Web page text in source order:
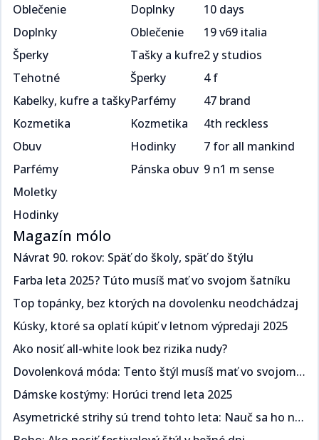
Oblečenie
Doplnky
Šperky
Tehotné
Kabelky, kufre a tašky
Kozmetika
Obuv
Parfémy
Moletky
Hodinky
Doplnky
Oblečenie
Tašky a kufre
Šperky
Parfémy
Kozmetika
Hodinky
Pánska obuv
10 days
19 v69 italia
2 y studios
4 f
47 brand
4th reckless
7 for all mankind
9 n1 m sense
Magazín mólo
Návrat 90. rokov: Späť do školy, späť do štýlu​​​​‌ ‍ ​‍​‍‌‍ ‌ ​‍‌‍‍‌‌‍‌ ‌‍‍‌‌‍ ‍​‍​‍​ ‍‍​‍​‍‌ ​ ‌‍​‌‌‍ ‍‌‍‍‌‌ ‌​‌ ‍‌​‍ ‍‌‍‍‌‌‍ ​‍​‍​‍ ​​‍​‍‌‍‍​‌ ​‍‌‍‌‌‌‍‌‍​‍​‍​ ‍‍​‍​‍‌‍‍​‌ ‌​‌ ‌​‌ ​​​ ‍‍​‍ ​‍ ‌‍ ​‌‍ ‌‍​ ‌‍​‌‌‍ ​‌‍‍​‌‍ ‌ ​ ‌ ‌​​ ‍‍​ ​ ​ ​​​ ​​​ ​​​‍ ‌ ​ ‌ ‌​‌ ‌‌‌‍‌​‌‍‍‌‌‍ ​‍ ‌‍‍‌‌‍ ‍‌ ‌​‌‍‌‌‌‍ ‍‌ ‌​​‍ ‌‍‌‌‌‍‌​‌‍‍‌‌ ‌​​‍ ‌‍ ‌‌‍ ‌‍‌​‌‍‌‌​ ‌‌ ​​‌ ​‍‌‍‌‌‌ ​ ‌‍‌‌‌‍ ‍‌ ‌​‌‍​‌‌ ‌​‌‍‍‌‌‍ ‌‍ ‍​ ‍ ‌‍‍‌‌‍‌​​ ‌​ ​‍‌‍​ ‌‍​ ‌‍‌​​ ‍​​ ‍​​ ‌‌​ ​‌​‍ ‌​ ‍​​ ​ ‌‍​‌​ ​‌​‍ ‌​ ‌​‌‍‌​​ ​‌​ ​‍​‍ ‌‌‍​‌‌‍​‌​ ​​​ ​​​‍ ‌​ ‍‌​ ‌ ​ ​‌‌‍​ ​ ​‌​ ​‌‌‍​‍‌‍‌​​ ​‍‌‍‌​‌‍‌‍​ ‌ ​ ‍ ‌ ‌​‌ ‍‌‌ ​​‌‍‌‌​ ‌‌ ​​‌‍ ‌ ​ ‌ ‌​​ ‍ ‌ ​​‌‍​‌‌ ‌​‌‍‍​​ ‌‌ ‌​‌‍‍‌‌ ‌​‌‍ ​‌‍‌‌​ ‌‍​‍‌‍​‌‌ ​ ‌‍‌‌‌‌‌‌‌ ​‍‌‍ ​​ ‌‌‍‍​‌ ‌​‌ ‌​‌ ​​​‍‌‌​ ​ ‌​​‌​‍‌‌​ ​‍‌​‌‍​‍‌‌​ ​‍‌​‌‍‌‍ ​‌‍ ‌‍​ ‌‍​‌‌‍ ​‌‍‍​‌‍ ‌ ​ ‌ ‌​​‍‌‌​ ​ ‌​​‌​ ​ ​ ​​​ ​​​ ​​​‍‌‌​ ​‍‌​‌‍‌ ​ ‌ ‌​‌ ‌‌‌‍‌​‌‍‍‌‌‍ ​‍‌‍‌‍‍‌‌‍‌​​ ‌​ ​‍‌‍​ ‌‍​ ‌‍‌​​ ‍​​ ‍​​ ‌‌​ ​‌​‍ ‌​ ‍​​ ​ ‌‍​‌​ ​‌​‍ ‌​ ‌​‌‍‌​​ ​‌​ ​‍​‍ ‌‌‍​‌‌‍​‌​ ​​​ ​​​‍ ‌​ ‍‌​ ‌ ​ ​‌‌‍​ ​ ​‌​ ​‌‌‍​‍‌‍‌​​ ​‍‌‍‌​‌‍‌‍​ ‌ ​‍‌‍‌ ‌​‌ ‍‌‌ ​​‌‍‌‌​ ‌‌ ​​‌‍ ‌ ​ ‌ ‌​​‍‌‍‌ ​​‌‍​‌‌ ‌​‌‍‍​​ ‌‌ ‌​‌‍‍‌‌ ‌​‌‍ ​‌‍‌‌​‍‌‍‌ ​​‌‍‌‌‌ ​‍‌ ​ ‌ ​​‌‍‌‌‌‍​ ‌ ‌​‌‍‍‌‌ ‌‍‌‍‌‌​ ‌‌ ​​‌ ‌‌‌‍​‍‌‍ ​‌‍‍‌‌ ​ ‌‍‍​‌‍‌‌‌‍‌​​‍​‍‌ ‌
Farba leta 2025? Túto musíš mať vo svojom šatníku ​​​​‌ ‍ ​‍​‍‌‍ ‌ ​‍‌‍‍‌‌‍‌ ‌‍‍‌‌‍ ‍​‍​‍​ ‍‍​‍​‍‌ ​ ‌‍​‌‌‍ ‍‌‍‍‌‌ ‌​‌ ‍‌​‍ ‍‌‍‍‌‌‍ ​‍​‍​‍ ​​‍​‍‌‍‍​‌ ​‍‌‍‌‌‌‍‌‍​‍​‍​ ‍‍​‍​‍‌‍‍​‌ ‌​‌ ‌​‌ ​​​ ‍‍​‍ ​‍ ‌‍ ​‌‍ ‌‍​ ‌‍​‌‌‍ ​‌‍‍​‌‍ ‌ ​ ‌ ‌​​ ‍‍​ ​ ​ ​​​ ​​​ ​​​‍ ‌ ​ ‌ ‌​‌ ‌‌‌‍‌​‌‍‍‌‌‍ ​‍ ‌‍‍‌‌‍ ‍‌ ‌​‌‍‌‌‌‍ ‍‌ ‌​​‍ ‌‍‌‌‌‍‌​‌‍‍‌‌ ‌​​‍ ‌‍ ‌‌‍ ‌‍‌​‌‍‌‌​ ‌‌ ​​‌ ​‍‌‍‌‌‌ ​ ‌‍‌‌‌‍ ‍‌ ‌​‌‍​‌‌ ‌​‌‍‍‌‌‍ ‌‍ ‍​ ‍ ‌‍‍‌‌‍‌​​ ‌​ ​‌‌‍​‌​ ‌​​ ‌‍​ ​​‌‍​‌​ ​‍‌‍​‍​‍ ‌​ ‍​‌‍​‍‌‍​‍‌‍‌‍​‍ ‌​ ‌​‌‍‌‍​ ​​​ ​‍​‍ ‌‌‍​‌‌‍​‍​ ‌ ‌‍‌‍​‍ ‌‌‍‌‍​ ‍‌‌‍​ ‌‍​‍​ ‍‌​ ‍‌‌‍‌‌​ ​​‌‍‌‍​ ​ ‌‍‌​​ ​‍​ ‍ ‌ ‌​‌ ‍‌‌ ​​‌‍‌‌​ ‌‌ ​​‌‍ ‌ ​ ‌ ‌​​ ‍ ‌ ​​‌‍​‌‌ ‌​‌‍‍​​ ‌‌ ‌​‌‍‍‌‌ ‌​‌‍ ​‌‍‌‌​ ‌‍​‍‌‍​‌‌ ​ ‌‍‌‌‌‌‌‌‌ ​‍‌‍ ​​ ‌‌‍‍​‌ ‌​‌ ‌​‌ ​​​‍‌‌​ ​ ‌​​‌​‍‌‌​ ​‍‌​‌‍​‍‌‌​ ​‍‌​‌‍‌‍ ​‌‍ ‌‍​ ‌‍​‌‌‍ ​‌‍‍​‌‍ ‌ ​ ‌ ‌​​‍‌‌​ ​ ‌​​‌​ ​ ​ ​​​ ​​​ ​​​‍‌‌​ ​‍‌​‌‍‌ ​ ‌ ‌​‌ ‌‌‌‍‌​‌‍‍‌‌‍ ​‍‌‍‌‍‍‌‌‍‌​​ ‌​ ​‌‌‍​‌​ ‌​​ ‌‍​ ​​‌‍​‌​ ​‍‌‍​‍​‍ ‌​ ‍​‌‍​‍‌‍​‍‌‍‌‍​‍ ‌​ ‌​‌‍‌‍​ ​​​ ​‍​‍ ‌‌‍​‌‌‍​‍​ ‌ ‌‍‌‍​‍ ‌‌‍‌‍​ ‍‌‌‍​ ‌‍​‍​ ‍‌​ ‍‌‌‍‌‌​ ​​‌‍‌‍​ ​ ‌‍‌​​ ​‍​‍‌‍‌ ‌​‌ ‍‌‌ ​​‌‍‌‌​ ‌‌ ​​‌‍ ‌ ​ ‌ ‌​​‍‌‍‌ ​​‌‍​‌‌ ‌​‌‍‍​​ ‌‌ ‌​‌‍‍‌‌ ‌​‌‍ ​‌‍‌‌​‍‌‍‌ ​​‌‍‌‌‌ ​‍‌ ​ ‌ ​​‌‍‌‌‌‍​ ‌ ‌​‌‍‍‌‌ ‌‍‌‍‌‌​ ‌‌ ​​‌ ‌‌‌‍​‍‌‍ ​‌‍‍‌‌ ​ ‌‍‍​‌‍‌‌‌‍‌​​‍​‍‌ ‌
Top topánky, bez ktorých na dovolenku neodchádzaj​​​​‌ ‍ ​‍​‍‌‍ ‌ ​‍‌‍‍‌‌‍‌ ‌‍‍‌‌‍ ‍​‍​‍​ ‍‍​‍​‍‌ ​ ‌‍​‌‌‍ ‍‌‍‍‌‌ ‌​‌ ‍‌​‍ ‍‌‍‍‌‌‍ ​‍​‍​‍ ​​‍​‍‌‍‍​‌ ​‍‌‍‌‌‌‍‌‍​‍​‍​ ‍‍​‍​‍‌‍‍​‌ ‌​‌ ‌​‌ ​​​ ‍‍​‍ ​‍ ‌‍ ​‌‍ ‌‍​ ‌‍​‌‌‍ ​‌‍‍​‌‍ ‌ ​ ‌ ‌​​ ‍‍​ ​ ​ ​​​ ​​​ ​​​‍ ‌ ​ ‌ ‌​‌ ‌‌‌‍‌​‌‍‍‌‌‍ ​‍ ‌‍‍‌‌‍ ‍‌ ‌​‌‍‌‌‌‍ ‍‌ ‌​​‍ ‌‍‌‌‌‍‌​‌‍‍‌‌ ‌​​‍ ‌‍ ‌‌‍ ‌‍‌​‌‍‌‌​ ‌‌ ​​‌ ​‍‌‍‌‌‌ ​ ‌‍‌‌‌‍ ‍‌ ‌​‌‍​‌‌ ‌​‌‍‍‌‌‍ ‌‍ ‍​ ‍ ‌‍‍‌‌‍‌​​ ‌​ ​‌​ ‍‌​ ​‍‌‍​ ​ ‌ ​ ​‌​ ‌‌​ ​‍​‍ ‌‌‍​‌‌‍​‌​ ‍​‌‍​‍​‍ ‌​ ‌​​ ‌‌​ ‍‌‌‍‌‍​‍ ‌‌‍​‌​ ‍​​ ‌ ​ ‍​​‍ ‌​ ‍‌​ ‌ ​ ​​​ ‍‌‌‍​ ​ ‍​​ ‍‌​ ​‍​ ​​‌‍‌‍‌‍​‍‌‍‌‌​ ‍ ‌ ‌​‌ ‍‌‌ ​​‌‍‌‌​ ‌‌ ​​‌‍ ‌ ​ ‌ ‌​​ ‍ ‌ ​​‌‍​‌‌ ‌​‌‍‍​​ ‌‌ ‌​‌‍‍‌‌ ‌​‌‍ ​‌‍‌‌​ ‌‍​‍‌‍​‌‌ ​ ‌‍‌‌‌‌‌‌‌ ​‍‌‍ ​​ ‌‌‍‍​‌ ‌​‌ ‌​‌ ​​​‍‌‌​ ​ ‌​​‌​‍‌‌​ ​‍‌​‌‍​‍‌‌​ ​‍‌​‌‍‌‍ ​‌‍ ‌‍​ ‌‍​‌‌‍ ​‌‍‍​‌‍ ‌ ​ ‌ ‌​​‍‌‌​ ​ ‌​​‌​ ​ ​ ​​​ ​​​ ​​​‍‌‌​ ​‍‌​‌‍‌ ​ ‌ ‌​‌ ‌‌‌‍‌​‌‍‍‌‌‍ ​‍‌‍‌‍‍‌‌‍‌​​ ‌​ ​‌​ ‍‌​ ​‍‌‍​ ​ ‌ ​ ​‌​ ‌‌​ ​‍​‍ ‌‌‍​‌‌‍​‌​ ‍​‌‍​‍​‍ ‌​ ‌​​ ‌‌​ ‍‌‌‍‌‍​‍ ‌‌‍​‌​ ‍​​ ‌ ​ ‍​​‍ ‌​ ‍‌​ ‌ ​ ​​​ ‍‌‌‍​ ​ ‍​​ ‍‌​ ​‍​ ​​‌‍‌‍‌‍​‍‌‍‌‌​‍‌‍‌ ‌​‌ ‍‌‌ ​​‌‍‌‌​ ‌‌ ​​‌‍ ‌ ​ ‌ ‌​​‍‌‍‌ ​​‌‍​‌‌ ‌​‌‍‍​​ ‌‌ ‌​‌‍‍‌‌ ‌​‌‍ ​‌‍‌‌​‍‌‍‌ ​​‌‍‌‌‌ ​‍‌ ​ ‌ ​​‌‍‌‌‌‍​ ‌ ‌​‌‍‍‌‌ ‌‍‌‍‌‌​ ‌‌ ​​‌ ‌‌‌‍​‍‌‍ ​‌‍‍‌‌ ​ ‌‍‍​‌‍‌‌‌‍‌​​‍​‍‌ ‌
Kúsky, ktoré sa oplatí kúpiť v letnom výpredaji 2025​​​​‌ ‍ ​‍​‍‌‍ ‌ ​‍‌‍‍‌‌‍‌ ‌‍‍‌‌‍ ‍​‍​‍​ ‍‍​‍​‍‌ ​ ‌‍​‌‌‍ ‍‌‍‍‌‌ ‌​‌ ‍‌​‍ ‍‌‍‍‌‌‍ ​‍​‍​‍ ​​‍​‍‌‍‍​‌ ​‍‌‍‌‌‌‍‌‍​‍​‍​ ‍‍​‍​‍‌‍‍​‌ ‌​‌ ‌​‌ ​​​ ‍‍​‍ ​‍ ‌‍ ​‌‍ ‌‍​ ‌‍​‌‌‍ ​‌‍‍​‌‍ ‌ ​ ‌ ‌​​ ‍‍​ ​ ​ ​​​ ​​​ ​​​‍ ‌ ​ ‌ ‌​‌ ‌‌‌‍‌​‌‍‍‌‌‍ ​‍ ‌‍‍‌‌‍ ‍‌ ‌​‌‍‌‌‌‍ ‍‌ ‌​​‍ ‌‍‌‌‌‍‌​‌‍‍‌‌ ‌​​‍ ‌‍ ‌‌‍ ‌‍‌​‌‍‌‌​ ‌‌ ​​‌ ​‍‌‍‌‌‌ ​ ‌‍‌‌‌‍ ‍‌ ‌​‌‍​‌‌ ‌​‌‍‍‌‌‍ ‌‍ ‍​ ‍ ‌‍‍‌‌‍‌​​ ‌‌‍​‌‌‍​‍​ ​ ​ ‌​‌‍‌​‌‍‌‌​ ​ ‌‍‌​​‍ ‌​ ‍‌​ ​‌​ ‍‌​ ​‍​‍ ‌​ ‌​‌‍​‌​ ​‌​ ‍​​‍ ‌‌‍​‌​ ‌‌​ ‍​‌‍‌‌​‍ ‌‌‍‌‍​ ‌‌‌‍​‌‌‍​‌​ ​‌‌‍​ ​ ‍‌​ ‌ ‌‍‌​‌‍​‌​ ​​‌‍​ ​ ‍ ‌ ‌​‌ ‍‌‌ ​​‌‍‌‌​ ‌‌ ​​‌‍ ‌ ​ ‌ ‌​​ ‍ ‌ ​​‌‍​‌‌ ‌​‌‍‍​​ ‌‌ ‌​‌‍‍‌‌ ‌​‌‍ ​‌‍‌‌​ ‌‍​‍‌‍​‌‌ ​ ‌‍‌‌‌‌‌‌‌ ​‍‌‍ ​​ ‌‌‍‍​‌ ‌​‌ ‌​‌ ​​​‍‌‌​ ​ ‌​​‌​‍‌‌​ ​‍‌​‌‍​‍‌‌​ ​‍‌​‌‍‌‍ ​‌‍ ‌‍​ ‌‍​‌‌‍ ​‌‍‍​‌‍ ‌ ​ ‌ ‌​​‍‌‌​ ​ ‌​​‌​ ​ ​ ​​​ ​​​ ​​​‍‌‌​ ​‍‌​‌‍‌ ​ ‌ ‌​‌ ‌‌‌‍‌​‌‍‍‌‌‍ ​‍‌‍‌‍‍‌‌‍‌​​ ‌‌‍​‌‌‍​‍​ ​ ​ ‌​‌‍‌​‌‍‌‌​ ​ ‌‍‌​​‍ ‌​ ‍‌​ ​‌​ ‍‌​ ​‍​‍ ‌​ ‌​‌‍​‌​ ​‌​ ‍​​‍ ‌‌‍​‌​ ‌‌​ ‍​‌‍‌‌​‍ ‌‌‍‌‍​ ‌‌‌‍​‌‌‍​‌​ ​‌‌‍​ ​ ‍‌​ ‌ ‌‍‌​‌‍​‌​ ​​‌‍​ ​‍‌‍‌ ‌​‌ ‍‌‌ ​​‌‍‌‌​ ‌‌ ​​‌‍ ‌ ​ ‌ ‌​​‍‌‍‌ ​​‌‍​‌‌ ‌​‌‍‍​​ ‌‌ ‌​‌‍‍‌‌ ‌​‌‍ ​‌‍‌‌​‍‌‍‌ ​​‌‍‌‌‌ ​‍‌ ​ ‌ ​​‌‍‌‌‌‍​ ‌ ‌​‌‍‍‌‌ ‌‍‌‍‌‌​ ‌‌ ​​‌ ‌‌‌‍​‍‌‍ ​‌‍‍‌‌ ​ ‌‍‍​‌‍‌‌‌‍‌​​‍​‍‌ ‌
Ako nosiť all-white look bez rizika nudy?​​​​‌ ‍ ​‍​‍‌‍ ‌ ​‍‌‍‍‌‌‍‌ ‌‍‍‌‌‍ ‍​‍​‍​ ‍‍​‍​‍‌ ​ ‌‍​‌‌‍ ‍‌‍‍‌‌ ‌​‌ ‍‌​‍ ‍‌‍‍‌‌‍ ​‍​‍​‍ ​​‍​‍‌‍‍​‌ ​‍‌‍‌‌‌‍‌‍​‍​‍​ ‍‍​‍​‍‌‍‍​‌ ‌​‌ ‌​‌ ​​​ ‍‍​‍ ​‍ ‌‍ ​‌‍ ‌‍​ ‌‍​‌‌‍ ​‌‍‍​‌‍ ‌ ​ ‌ ‌​​ ‍‍​ ​ ​ ​​​ ​​​ ​​​‍ ‌ ​ ‌ ‌​‌ ‌‌‌‍‌​‌‍‍‌‌‍ ​‍ ‌‍‍‌‌‍ ‍‌ ‌​‌‍‌‌‌‍ ‍‌ ‌​​‍ ‌‍‌‌‌‍‌​‌‍‍‌‌ ‌​​‍ ‌‍ ‌‌‍ ‌‍‌​‌‍‌‌​ ‌‌ ​​‌ ​‍‌‍‌‌‌ ​ ‌‍‌‌‌‍ ‍‌ ‌​‌‍​‌‌ ‌​‌‍‍‌‌‍ ‌‍ ‍​ ‍ ‌‍‍‌‌‍‌​​ ‌‌‍‌‍​ ‌‌​ ‍‌​ ‍‌​ ‍​​ ‌‌‌‍‌‍​ ​ ​‍ ‌​ ‍‌‌‍​ ​ ​ ‌‍​‌​‍ ‌​ ‌​‌‍‌‌​ ‌​​ ​​​‍ ‌​ ‍​​ ‌ ​ ​‍‌‍‌‌​‍ ‌​ ‌​​ ​‌‌‍‌​‌‍‌‌‌‍‌‌‌‍​‍‌‍‌‌​ ​‌​ ‍‌‌‍‌‌​ ‌‍​ ‌ ​ ‍ ‌ ‌​‌ ‍‌‌ ​​‌‍‌‌​ ‌‌ ​​‌‍ ‌ ​ ‌ ‌​​ ‍ ‌ ​​‌‍​‌‌ ‌​‌‍‍​​ ‌‌ ‌​‌‍‍‌‌ ‌​‌‍ ​‌‍‌‌​ ‌‍​‍‌‍​‌‌ ​ ‌‍‌‌‌‌‌‌‌ ​‍‌‍ ​​ ‌‌‍‍​‌ ‌​‌ ‌​‌ ​​​‍‌‌​ ​ ‌​​‌​‍‌‌​ ​‍‌​‌‍​‍‌‌​ ​‍‌​‌‍‌‍ ​‌‍ ‌‍​ ‌‍​‌‌‍ ​‌‍‍​‌‍ ‌ ​ ‌ ‌​​‍‌‌​ ​ ‌​​‌​ ​ ​ ​​​ ​​​ ​​​‍‌‌​ ​‍‌​‌‍‌ ​ ‌ ‌​‌ ‌‌‌‍‌​‌‍‍‌‌‍ ​‍‌‍‌‍‍‌‌‍‌​​ ‌‌‍‌‍​ ‌‌​ ‍‌​ ‍‌​ ‍​​ ‌‌‌‍‌‍​ ​ ​‍ ‌​ ‍‌‌‍​ ​ ​ ‌‍​‌​‍ ‌​ ‌​‌‍‌‌​ ‌​​ ​​​‍ ‌​ ‍​​ ‌ ​ ​‍‌‍‌‌​‍ ‌​ ‌​​ ​‌‌‍‌​‌‍‌‌‌‍‌‌‌‍​‍‌‍‌‌​ ​‌​ ‍‌‌‍‌‌​ ‌‍​ ‌ ​‍‌‍‌ ‌​‌ ‍‌‌ ​​‌‍‌‌​ ‌‌ ​​‌‍ ‌ ​ ‌ ‌​​‍‌‍‌ ​​‌‍​‌‌ ‌​‌‍‍​​ ‌‌ ‌​‌‍‍‌‌ ‌​‌‍ ​‌‍‌‌​‍‌‍‌ ​​‌‍‌‌‌ ​‍‌ ​ ‌ ​​‌‍‌‌‌‍​ ‌ ‌​‌‍‍‌‌ ‌‍‌‍‌‌​ ‌‌ ​​‌ ‌‌‌‍​‍‌‍ ​‌‍‍‌‌ ​ ‌‍‍​‌‍‌‌‌‍‌​​‍​‍‌ ‌
Dovolenková móda: Tento štýl musíš mať vo svojom šatníku ​​​​‌ ‍ ​‍​‍‌‍ ‌ ​‍‌‍‍‌‌‍‌ ‌‍‍‌‌‍ ‍​‍​‍​ ‍‍​‍​‍‌ ​ ‌‍​‌‌‍ ‍‌‍‍‌‌ ‌​‌ ‍‌​‍ ‍‌‍‍‌‌‍ ​‍​‍​‍ ​​‍​‍‌‍‍​‌ ​‍‌‍‌‌‌‍‌‍​‍​‍​ ‍‍​‍​‍‌‍‍​‌ ‌​‌ ‌​‌ ​​​ ‍‍​‍ ​‍ ‌‍ ​‌‍ ‌‍​ ‌‍​‌‌‍ ​‌‍‍​‌‍ ‌ ​ ‌ ‌​​ ‍‍​ ​ ​ ​​​ ​​​ ​​​‍ ‌ ​ ‌ ‌​‌ ‌‌‌‍‌​‌‍‍‌‌‍ ​‍ ‌‍‍‌‌‍ ‍‌ ‌​‌‍‌‌‌‍ ‍‌ ‌​​‍ ‌‍‌‌‌‍‌​‌‍‍‌‌ ‌​​‍ ‌‍ ‌‌‍ ‌‍‌​‌‍‌‌​ ‌‌ ​​‌ ​‍‌‍‌‌‌ ​ ‌‍‌‌‌‍ ‍‌ ‌​‌‍​‌‌ ‌​‌‍‍‌‌‍ ‌‍ ‍​ ‍ ‌‍‍‌‌‍‌​​ ‌​ ​​​ ‌‌​ ​​‌‍‌‌​ ‍​‌‍‌​​ ​​‌‍‌‌​‍ ‌​ ​​​ ‍‌​ ‌ ​ ‍​​‍ ‌​ ‌​​ ​ ‌‍​ ​ ‌​​‍ ‌​ ‍‌‌‍​‌​ ‍‌​ ​​​‍ ‌​ ‍​​ ​‌​ ‍​​ ​‍​ ​​‌‍‌‌​ ​ ​ ​‌​ ​ ‌‍​ ​ ‍​​ ​‍​ ‍ ‌ ‌​‌ ‍‌‌ ​​‌‍‌‌​ ‌‌ ​​‌‍ ‌ ​ ‌ ‌​​ ‍ ‌ ​​‌‍​‌‌ ‌​‌‍‍​​ ‌‌ ‌​‌‍‍‌‌ ‌​‌‍ ​‌‍‌‌​ ‌‍​‍‌‍​‌‌ ​ ‌‍‌‌‌‌‌‌‌ ​‍‌‍ ​​ ‌‌‍‍​‌ ‌​‌ ‌​‌ ​​​‍‌‌​ ​ ‌​​‌​‍‌‌​ ​‍‌​‌‍​‍‌‌​ ​‍‌​‌‍‌‍ ​‌‍ ‌‍​ ‌‍​‌‌‍ ​‌‍‍​‌‍ ‌ ​ ‌ ‌​​‍‌‌​ ​ ‌​​‌​ ​ ​ ​​​ ​​​ ​​​‍‌‌​ ​‍‌​‌‍‌ ​ ‌ ‌​‌ ‌‌‌‍‌​‌‍‍‌‌‍ ​‍‌‍‌‍‍‌‌‍‌​​ ‌​ ​​​ ‌‌​ ​​‌‍‌‌​ ‍​‌‍‌​​ ​​‌‍‌‌​‍ ‌​ ​​​ ‍‌​ ‌ ​ ‍​​‍ ‌​ ‌​​ ​ ‌‍​ ​ ‌​​‍ ‌​ ‍‌‌‍​‌​ ‍‌​ ​​​‍ ‌​ ‍​​ ​‌​ ‍​​ ​‍​ ​​‌‍‌‌​ ​ ​ ​‌​ ​ ‌‍​ ​ ‍​​ ​‍​‍‌‍‌ ‌​‌ ‍‌‌ ​​‌‍‌‌​ ‌‌ ​​‌‍ ‌ ​ ‌ ‌​​‍‌‍‌ ​​‌‍​‌‌ ‌​‌‍‍​​ ‌‌ ‌​‌‍‍‌‌ ‌​‌‍ ​‌‍‌‌​‍‌‍‌ ​​‌‍‌‌‌ ​‍‌ ​ ‌ ​​‌‍‌‌‌‍​ ‌ ‌​‌‍‍‌‌ ‌‍‌‍‌‌​ ‌‌ ​​‌ ‌‌‌‍​‍‌‍ ​‌‍‍‌‌ ​ ‌‍‍​‌‍‌‌‌‍‌​​‍​‍‌ ‌
Dámske kostýmy: Horúci trend leta 2025 ​​​​‌ ‍ ​‍​‍‌‍ ‌ ​‍‌‍‍‌‌‍‌ ‌‍‍‌‌‍ ‍​‍​‍​ ‍‍​‍​‍‌ ​ ‌‍​‌‌‍ ‍‌‍‍‌‌ ‌​‌ ‍‌​‍ ‍‌‍‍‌‌‍ ​‍​‍​‍ ​​‍​‍‌‍‍​‌ ​‍‌‍‌‌‌‍‌‍​‍​‍​ ‍‍​‍​‍‌‍‍​‌ ‌​‌ ‌​‌ ​​​ ‍‍​‍ ​‍ ‌‍ ​‌‍ ‌‍​ ‌‍​‌‌‍ ​‌‍‍​‌‍ ‌ ​ ‌ ‌​​ ‍‍​ ​ ​ ​​​ ​​​ ​​​‍ ‌ ​ ‌ ‌​‌ ‌‌‌‍‌​‌‍‍‌‌‍ ​‍ ‌‍‍‌‌‍ ‍‌ ‌​‌‍‌‌‌‍ ‍‌ ‌​​‍ ‌‍‌‌‌‍‌​‌‍‍‌‌ ‌​​‍ ‌‍ ‌‌‍ ‌‍‌​‌‍‌‌​ ‌‌ ​​‌ ​‍‌‍‌‌‌ ​ ‌‍‌‌‌‍ ‍‌ ‌​‌‍​‌‌ ‌​‌‍‍‌‌‍ ‌‍ ‍​ ‍ ‌‍‍‌‌‍‌​​ ‌​ ​‌​ ‍​​ ‍‌​ ​‌​ ‌​​ ‌‍‌‍‌​‌‍‌​​‍ ‌‌‍‌‌​ ‌ ​ ‌‌​ ‌​​‍ ‌​ ‌​​ ​‍​ ‌‍‌‍‌‍​‍ ‌​ ‍​​ ‌​‌‍‌‍​ ‌ ​‍ ‌​ ​‌‌‍‌​​ ‍‌​ ‌‌‌‍‌‍​ ​ ​ ​ ​ ​‍​ ​​​ ‌‌‌‍‌‍‌‍‌‍​ ‍ ‌ ‌​‌ ‍‌‌ ​​‌‍‌‌​ ‌‌ ​​‌‍ ‌ ​ ‌ ‌​​ ‍ ‌ ​​‌‍​‌‌ ‌​‌‍‍​​ ‌‌ ‌​‌‍‍‌‌ ‌​‌‍ ​‌‍‌‌​ ‌‍​‍‌‍​‌‌ ​ ‌‍‌‌‌‌‌‌‌ ​‍‌‍ ​​ ‌‌‍‍​‌ ‌​‌ ‌​‌ ​​​‍‌‌​ ​ ‌​​‌​‍‌‌​ ​‍‌​‌‍​‍‌‌​ ​‍‌​‌‍‌‍ ​‌‍ ‌‍​ ‌‍​‌‌‍ ​‌‍‍​‌‍ ‌ ​ ‌ ‌​​‍‌‌​ ​ ‌​​‌​ ​ ​ ​​​ ​​​ ​​​‍‌‌​ ​‍‌​‌‍‌ ​ ‌ ‌​‌ ‌‌‌‍‌​‌‍‍‌‌‍ ​‍‌‍‌‍‍‌‌‍‌​​ ‌​ ​‌​ ‍​​ ‍‌​ ​‌​ ‌​​ ‌‍‌‍‌​‌‍‌​​‍ ‌‌‍‌‌​ ‌ ​ ‌‌​ ‌​​‍ ‌​ ‌​​ ​‍​ ‌‍‌‍‌‍​‍ ‌​ ‍​​ ‌​‌‍‌‍​ ‌ ​‍ ‌​ ​‌‌‍‌​​ ‍‌​ ‌‌‌‍‌‍​ ​ ​ ​ ​ ​‍​ ​​​ ‌‌‌‍‌‍‌‍‌‍​‍‌‍‌ ‌​‌ ‍‌‌ ​​‌‍‌‌​ ‌‌ ​​‌‍ ‌ ​ ‌ ‌​​‍‌‍‌ ​​‌‍​‌‌ ‌​‌‍‍​​ ‌‌ ‌​‌‍‍‌‌ ‌​‌‍ ​‌‍‌‌​‍‌‍‌ ​​‌‍‌‌‌ ​‍‌ ​ ‌ ​​‌‍‌‌‌‍​ ‌ ‌​‌‍‍‌‌ ‌‍‌‍‌‌​ ‌‌ ​​‌ ‌‌‌‍​‍‌‍ ​‌‍‍‌‌ ​ ‌‍‍​‌‍‌‌‌‍‌​​‍​‍‌ ‌
Asymetrické strihy sú trend tohto leta: Nauč sa ho nosiť​​​​‌ ‍ ​‍​‍‌‍ ‌ ​‍‌‍‍‌‌‍‌ ‌‍‍‌‌‍ ‍​‍​‍​ ‍‍​‍​‍‌ ​ ‌‍​‌‌‍ ‍‌‍‍‌‌ ‌​‌ ‍‌​‍ ‍‌‍‍‌‌‍ ​‍​‍​‍ ​​‍​‍‌‍‍​‌ ​‍‌‍‌‌‌‍‌‍​‍​‍​ ‍‍​‍​‍‌‍‍​‌ ‌​‌ ‌​‌ ​​​ ‍‍​‍ ​‍ ‌‍ ​‌‍ ‌‍​ ‌‍​‌‌‍ ​‌‍‍​‌‍ ‌ ​ ‌ ‌​​ ‍‍​ ​ ​ ​​​ ​​​ ​​​‍ ‌ ​ ‌ ‌​‌ ‌‌‌‍‌​‌‍‍‌‌‍ ​‍ ‌‍‍‌‌‍ ‍‌ ‌​‌‍‌‌‌‍ ‍‌ ‌​​‍ ‌‍‌‌‌‍‌​‌‍‍‌‌ ‌​​‍ ‌‍ ‌‌‍ ‌‍‌​‌‍‌‌​ ‌‌ ​​‌ ​‍‌‍‌‌‌ ​ ‌‍‌‌‌‍ ‍‌ ‌​‌‍​‌‌ ‌​‌‍‍‌‌‍ ‌‍ ‍​ ‍ ‌‍‍‌‌‍‌​​ ‌​ ‌‍​ ‌ ​ ​​‌‍‌​‌‍‌‍​ ​ ​ ​‌‌‍​‍​‍ ‌​ ​ ​ ​ ​ ​‌​ ‌‍​‍ ‌​ ‌​‌‍‌​​ ‌ ​ ‌​​‍ ‌​ ‍​​ ‌‌​ ​ ​ ‌‍​‍ ‌​ ​ ​ ‌‌​ ​​‌‍‌​​ ‌‍​ ​‌‌‍‌‌‌‍​‍‌‍​ ‌‍​‍​ ‍‌‌‍‌​​ ‍ ‌ ‌​‌ ‍‌‌ ​​‌‍‌‌​ ‌‌ ​​‌‍ ‌ ​ ‌ ‌​​ ‍ ‌ ​​‌‍​‌‌ ‌​‌‍‍​​ ‌‌ ‌​‌‍‍‌‌ ‌​‌‍ ​‌‍‌‌​ ‌‍​‍‌‍​‌‌ ​ ‌‍‌‌‌‌‌‌‌ ​‍‌‍ ​​ ‌‌‍‍​‌ ‌​‌ ‌​‌ ​​​‍‌‌​ ​ ‌​​‌​‍‌‌​ ​‍‌​‌‍​‍‌‌​ ​‍‌​‌‍‌‍ ​‌‍ ‌‍​ ‌‍​‌‌‍ ​‌‍‍​‌‍ ‌ ​ ‌ ‌​​‍‌‌​ ​ ‌​​‌​ ​ ​ ​​​ ​​​ ​​​‍‌‌​ ​‍‌​‌‍‌ ​ ‌ ‌​‌ ‌‌‌‍‌​‌‍‍‌‌‍ ​‍‌‍‌‍‍‌‌‍‌​​ ‌​ ‌‍​ ‌ ​ ​​‌‍‌​‌‍‌‍​ ​ ​ ​‌‌‍​‍​‍ ‌​ ​ ​ ​ ​ ​‌​ ‌‍​‍ ‌​ ‌​‌‍‌​​ ‌ ​ ‌​​‍ ‌​ ‍​​ ‌‌​ ​ ​ ‌‍​‍ ‌​ ​ ​ ‌‌​ ​​‌‍‌​​ ‌‍​ ​‌‌‍‌‌‌‍​‍‌‍​ ‌‍​‍​ ‍‌‌‍‌​​‍‌‍‌ ‌​‌ ‍‌‌ ​​‌‍‌‌​ ‌‌ ​​‌‍ ‌ ​ ‌ ‌​​‍‌‍‌ ​​‌‍​‌‌ ‌​‌‍‍​​ ‌‌ ‌​‌‍‍‌‌ ‌​‌‍ ​‌‍‌‌​‍‌‍‌ ​​‌‍‌‌‌ ​‍‌ ​ ‌ ​​‌‍‌‌‌‍​ ‌ ‌​‌‍‍‌‌ ‌‍‌‍‌‌​ ‌‌ ​​‌ ‌‌‌‍​‍‌‍ ​‌‍‍‌‌ ​ ‌‍‍​‌‍‌‌‌‍‌​​‍​‍‌ ‌